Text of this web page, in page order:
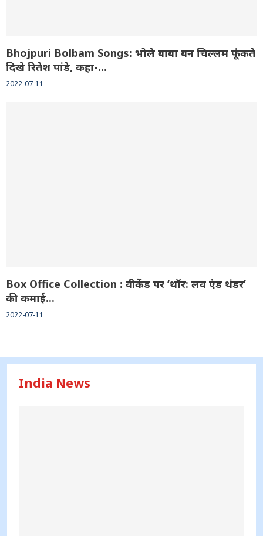
Bhojpuri Bolbam Songs: भोले बाबा बन चिल्लम फूंकते
दिखे रितेश पांडे, कहा-...
2022-07-11
Box Office Collection : वीकेंड पर ‘थॉर: लव एंड थंडर’
की कमाई...
2022-07-11
India News